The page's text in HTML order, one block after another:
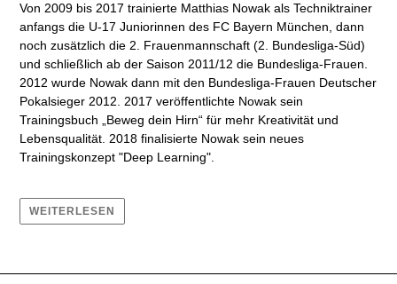
Von 2009 bis 2017 trainierte Matthias Nowak als Techniktrainer
anfangs die U-17 Juniorinnen des FC Bayern München, dann
noch zusätzlich die 2. Frauenmannschaft (2. Bundesliga-Süd)
und schließlich ab der Saison 2011/12 die Bundesliga-Frauen.
2012 wurde Nowak dann mit den Bundesliga-Frauen Deutscher
Pokalsieger 2012. 2017 veröffentlichte Nowak sein
Trainingsbuch „Beweg dein Hirn“ für mehr Kreativität und
Lebensqualität. 2018 finalisierte Nowak sein neues
Trainingskonzept "Deep Learning".
WEITERLESEN